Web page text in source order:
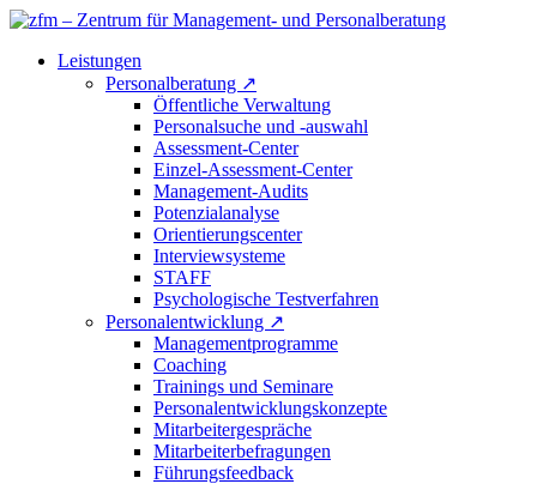
Leistungen
Personalberatung ↗
Öffentliche Verwaltung
Personalsuche und -auswahl
Assessment-Center
Einzel-Assessment-Center
Management-Audits
Potenzialanalyse
Orientierungscenter
Interviewsysteme
STAFF
Psychologische Testverfahren
Personalentwicklung ↗
Managementprogramme
Coaching
Trainings und Seminare
Personalentwicklungskonzepte
Mitarbeitergespräche
Mitarbeiterbefragungen
Führungsfeedback